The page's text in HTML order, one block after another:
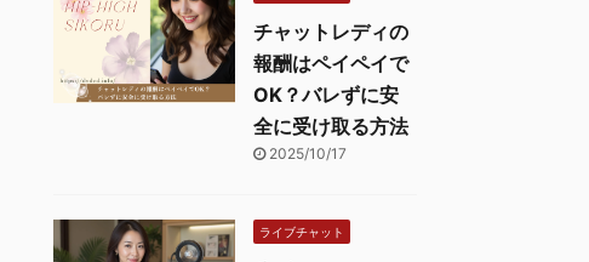
チャットレディの
報酬はペイペイで
OK？バレずに安
全に受け取る方法
2025/10/17
ライブチャット